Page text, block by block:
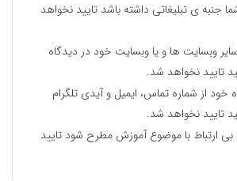
جنبه ی تبلیغاتی داشته باشد تایید نخواهد
وبسایت ها و یا وبسایت خود در دیدگاه
تایید نخواهد شد.
خود از شماره تماس، ایمیل و آیدی تلگرام
تایید نخواهد شد.
ارتباط با موضوع آموزش مطرح شود تایید